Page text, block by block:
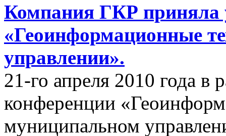
Компания ГКР приняла
«Геоинформационные
управлении».
21-го апреля 2010 года в
конференции
муниципальном